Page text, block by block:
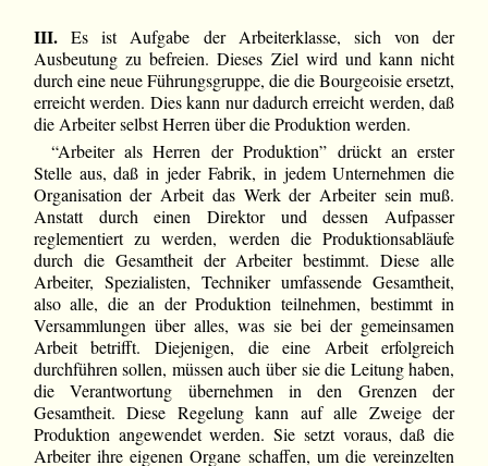
III.Es ist Aufgabe der Arbeiterklasse, sich von der
Ausbeutung zu befreien. Dieses Ziel wird und kann nicht
durch eine neue Führungsgruppe, die die Bourgeoisie ersetzt,
erreicht werden. Dies kann nur dadurch erreicht werden, daß
die Arbeiter selbst Herren über die Produktion werden.
“Arbeiter als Herren der Produktion” drückt an erster
Stelle aus, daß in jeder Fabrik, in jedem Unternehmen die
Organisation der Arbeit das Werk der Arbeiter sein muß.
Anstatt durch einen Direktor und dessen Aufpasser
reglementiert zu werden, werden die Produktionsabläufe
durch die Gesamtheit der Arbeiter bestimmt. Diese alle
Arbeiter, Spezialisten, Techniker umfassende Gesamtheit,
also alle, die an der Produktion teilnehmen, bestimmt in
Versammlungen über alles, was sie bei der gemeinsamen
Arbeit betrifft. Diejenigen, die eine Arbeit erfolgreich
durchführen sollen, müssen auch über sie die Leitung haben,
die Verantwortung übernehmen in den Grenzen der
Gesamtheit. Diese Regelung kann auf alle Zweige der
Produktion angewendet werden. Sie setzt voraus, daß die
Arbeiter ihre eigenen Organe schaffen, um die vereinzelten